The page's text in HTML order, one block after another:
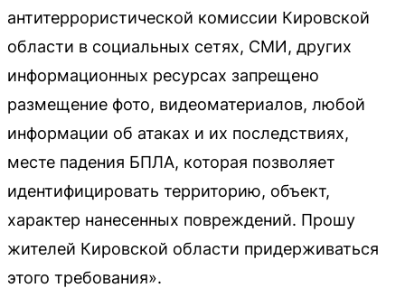
антитеррористической комиссии Кировской
области в социальных сетях, СМИ, других
информационных ресурсах запрещено
размещение фото, видеоматериалов, любой
информации об атаках и их последствиях,
месте падения БПЛА, которая позволяет
идентифицировать территорию, объект,
характер нанесенных повреждений. Прошу
жителей Кировской области придерживаться
этого требования».